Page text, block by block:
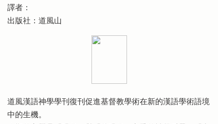
譯者：
出版社：道風山
道風漢語神學學刊復刊促進基督教學術在新的漢語學術語境
中的生機。